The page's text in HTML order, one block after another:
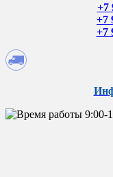
+7
+7
+7